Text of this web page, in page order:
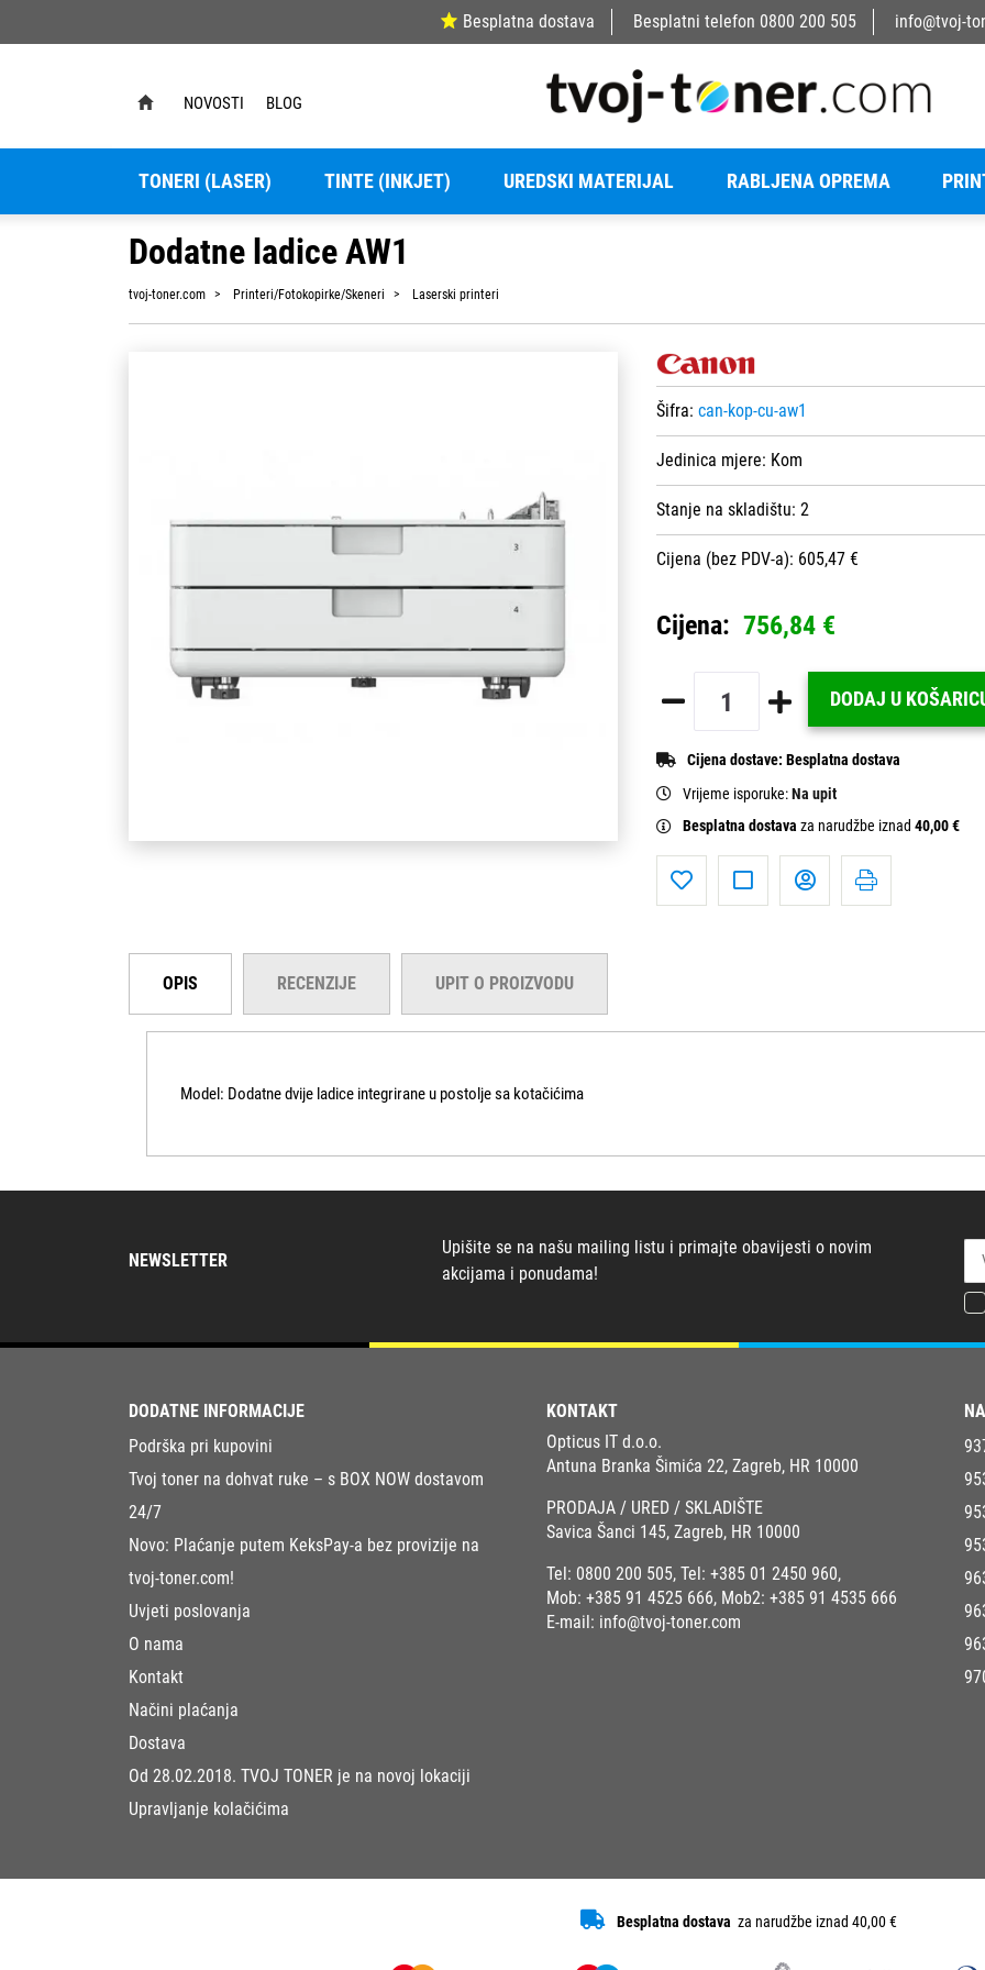
Besplatna dostava Besplatni telefon 0800 200 505 info@tvoj-
NOVOSTI BLOG
TONERI (LASER) TINTE (INKJET) UREDSKI MATERIJAL RABLJENA OPREMA
Dodatne ladice AW1
tvoj-toner.com Printeri/Fotokopirke/Skeneri Laserski printeri
Šifra: can-kop-cu-aw1
Jedinica mjere: Kom
Stanje na skladištu: 2
Cijena (bez PDV-a): 605,47 €
Cijena: 756,84 €
DODAJ U
Cijena dostave: Besplatna dostava
Vrijeme isporuke:Na upit
Besplatna dostava za narudžbe iznad 40,00 €
OPIS RECENZIJE UPIT O PROIZVODU
Model: Dodatne dvije ladice integrirane u postolje sa kotačićima
NEWSLETTER
Upišite se na našu mailing listu i primajte obavijesti o novim
akcijama i ponudama!
DODATNE INFORMACIJE
Podrška pri kupovini
Tvoj toner na dohvat ruke – s BOX NOW dostavom
24/7
Novo: Plaćanje putem KeksPay-a bez provizije na
tvoj-toner.com!
Uvjeti poslovanja
O nama
Kontakt
Načini plaćanja
Dostava
Od 28.02.2018. TVOJ TONER je na novoj lokaciji
Upravljanje kolačićima
KONTAKT
Opticus IT d.o.o.
Antuna Branka Šimića 22, Zagreb, HR 10000
PRODAJA / URED / SKLADIŠTE
Savica Šanci 145, Zagreb, HR 10000
Tel: 0800 200 505, Tel: +385 01 2450 960,
Mob: +385 91 4525 666, Mob2: +385 91 4535 666
E-mail: info@tvoj-toner.com
Besplatna dostava za narudžbe iznad 40,00 €